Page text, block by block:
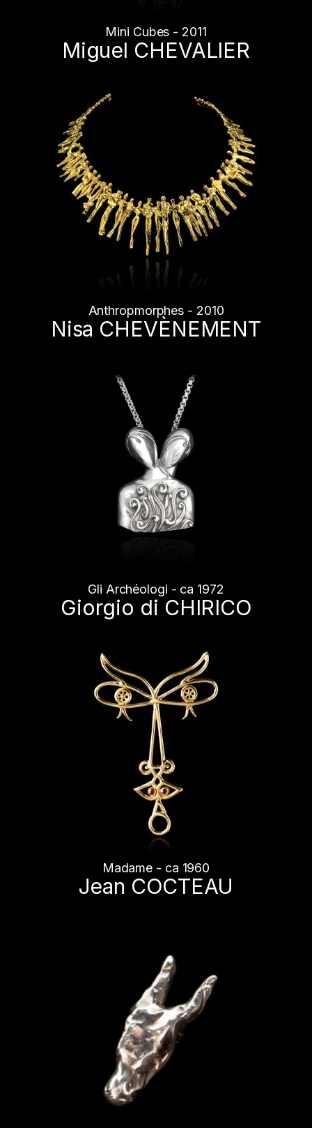
Mini Cubes - 2011
Miguel CHEVALIER
Anthropmorphes - 2010
Nisa CHEVÈNEMENT
Gli Archéologi - ca 1972
Giorgio di CHIRICO
Madame - ca 1960
Jean COCTEAU